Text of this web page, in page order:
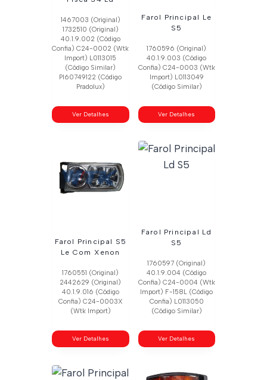
1467003 (Original)
1732510 (Original)
40.1.9.002 (Código
Confia) C24-0002 (Wtk
Import) L0113015
(Código Similar)
Pl60749122 (Código
Pradolux)
Ver Detalhes
Farol Principal Le
S5
1760596 (Original)
40.1.9.003 (Código
Confia) C24-0003 (Wtk
Import) L0113049
(Código Similar)
Ver Detalhes
Farol Principal S5
Le Com Xenon
1760551 (Original)
2442629 (Original)
40.1.9.016 (Código
Confia) C24-0003X
(Wtk Import)
Ver Detalhes
Farol Principal Ld
S5
1760597 (Original)
40.1.9.004 (Código
Confia) C24-0004 (Wtk
Import) F-158L (Código
Confia) L0113050
(Código Similar)
Ver Detalhes